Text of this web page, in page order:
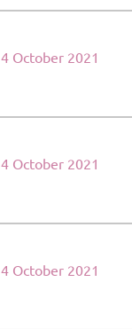
4 October 2021
4 October 2021
4 October 2021